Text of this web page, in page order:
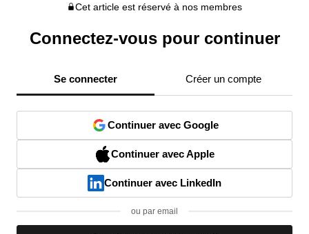
Cet article est réservé à nos membres
Connectez-vous pour continuer
Se connecter Créer un compte
Continuer avec Google
Continuer avec Apple
Continuer avec LinkedIn
ou par email